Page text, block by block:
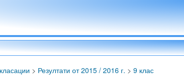
> Резултати от 2015 / 2016 г. > 9 клас